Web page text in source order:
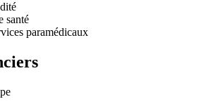
santé
paramédicaux